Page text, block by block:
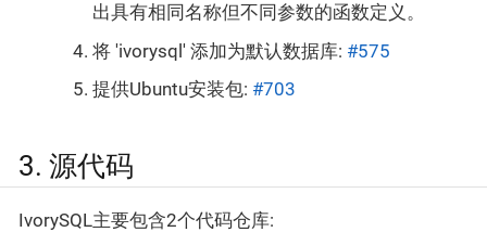
出具有相同名称但不同参数的函数定义。
将 'ivorysql' 添加为默认数据库: #575
提供Ubuntu安装包: #703
3. 源代码
IvorySQL主要包含2个代码仓库: